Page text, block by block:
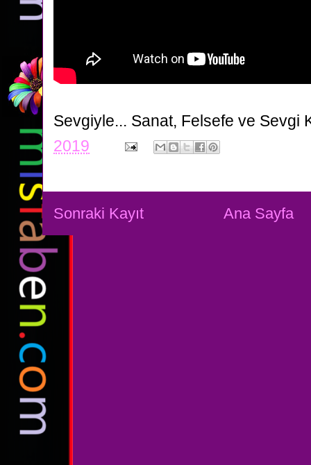
Sevgiyle... Sanat, Felsefe ve Sevgi
2019
Sonraki Kayıt Ana Sayfa